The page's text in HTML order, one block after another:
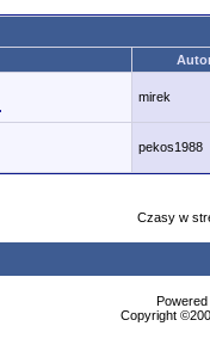
mirek
pekos1988
Czasy w
Copyright